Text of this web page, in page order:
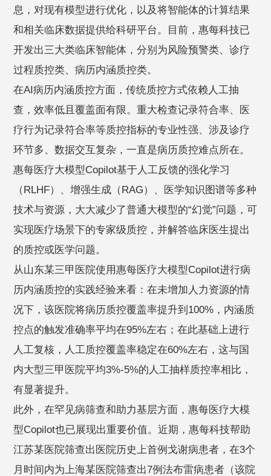
息，对现有模型进行优化，以及将智能体的计算结果
和相关临床数据提供给科研平台。目前，惠每科技已
开发出三大类临床智能体，分别为风险预警类、诊疗
过程质控类、病历内涵质控类。
在AI病历内涵质控方面，传统质控方式依赖人工抽
查，效率低且覆盖面有限。重大检查记录符合率、医
疗行为记录符合率等质控指标的专业性强、涉及诊疗
环节多、数据交互复杂，一直是病历质控难点所在。
惠每医疗大模型Copilot基于人工反馈的强化学习
（RLHF）、增强生成（RAG）、医学知识图谱等多种
技术与资源，大大减少了普通大模型的“幻觉”问题，可
实现医疗场景下的专家级质控，并解答临床医生提出
的质控或医学问题。
从山东某三甲医院使用惠每医疗大模型Copilot进行病
历内涵质控的实践经验来看：在未增加人力资源的情
况下，该医院将病历质控覆盖率提升到100%，内涵质
控点的触发准确率平均在95%左右；在此基础上进行
人工复核，人工质控覆盖率稳定在60%左右，这与国
内大型三甲医院平均3%-5%的人工抽样质控率相比，
有显著提升。
此外，在罕见病筛查和助力基层方面，惠每医疗大模
型Copilot也已展现出重要价值。近期，惠每科技帮助
江苏某医院筛查出医院历史上首例戈谢病患者，在3个
月时间内为上海某医院筛查出7例法布雷病患者（该院